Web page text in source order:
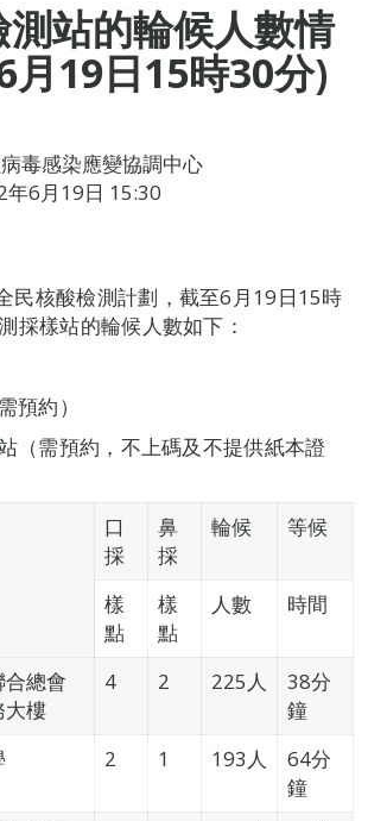
站的輪候人數情
月19日15時30分)
毒感染應變協調中心
年6月19日 15:30
民核酸檢測計劃，截至6月19日15時
採樣站的輪候人數如下：
預約）
（需預約，不上碼及不提供紙本證
口
採
鼻
採
輪候 等候
樣
點
樣
點
人數 時間
總會
大樓
4 2 225人
38分
鐘
2 1 193人
64分
鐘